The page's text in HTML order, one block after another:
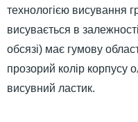
технологією висування
висувається в
обсязі) має гумову
прозорий колір корпусу
висувний ластик.